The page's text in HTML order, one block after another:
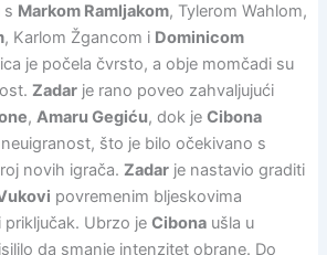
s Markom Ramljakom, Tylerom Wahlom,
, Karlom Žgancom i Dominicom
je počela čvrsto, a obje momčadi su
Zadarje rano poveo zahvaljujući
, Amaru Gegiću, dok je Cibona
što je bilo očekivano s
novih igrača. Zadarje nastavio graditi
povremenim bljeskovima
Ubrzo je Cibonaušla u
da smanje intenzitet obrane. Do